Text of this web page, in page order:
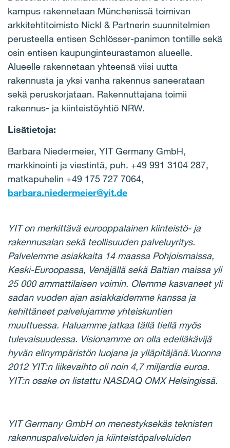
kampus rakennetaan Münchenissä toimivan
arkkitehtitoimisto Nickl & Partnerin suunnitelmien
perusteella entisen Schlösser-panimon tontille sekä
osin entisen kaupunginteurastamon alueelle.
Alueelle rakennetaan yhteensä viisi uutta
rakennusta ja yksi vanha rakennus saneerataan
sekä peruskorjataan. Rakennuttajana toimii
rakennus- ja kiinteistöyhtiö NRW.
Lisätietoja:
Barbara Niedermeier, YIT Germany GmbH,
markkinointi ja viestintä, puh. +49 991 3104 287,
matkapuhelin +49 175 727 7064,
barbara.niedermeier@yit.de
YIT on merkittävä eurooppalainen kiinteistö- ja
rakennusalan sekä teollisuuden palveluyritys.
Palvelemme asiakkaita 14 maassa Pohjoismaissa,
Keski-Euroopassa, Venäjällä sekä Baltian maissa yli
25 000 ammattilaisen voimin. Olemme kasvaneet yli
sadan vuoden ajan asiakkaidemme kanssa ja
kehittäneet palvelujamme yhteiskuntien
muuttuessa. Haluamme jatkaa tällä tiellä myös
tulevaisuudessa. Visionamme on olla edelläkävijä
hyvän elinympäristön luojana ja ylläpitäjänä.Vuonna
2012 YIT:n liikevaihto oli noin 4,7 miljardia euroa.
YIT:n osake on listattu NASDAQ OMX Helsingissä.
YIT Germany GmbH on menestyksekäs teknisten
rakennuspalveluiden ja kiinteistöpalveluiden